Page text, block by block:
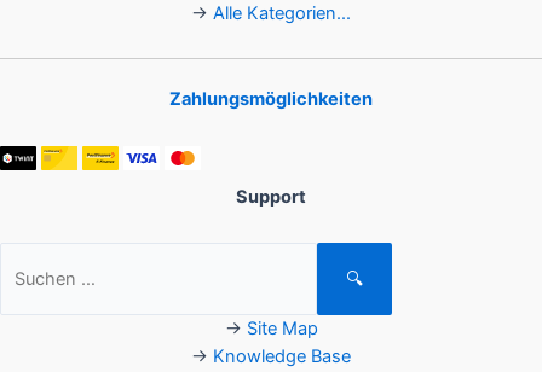
→ Alle Kategorien...
Zahlungsmöglichkeiten
Support
nach:
🔍
→ Site Map
→ Knowledge Base